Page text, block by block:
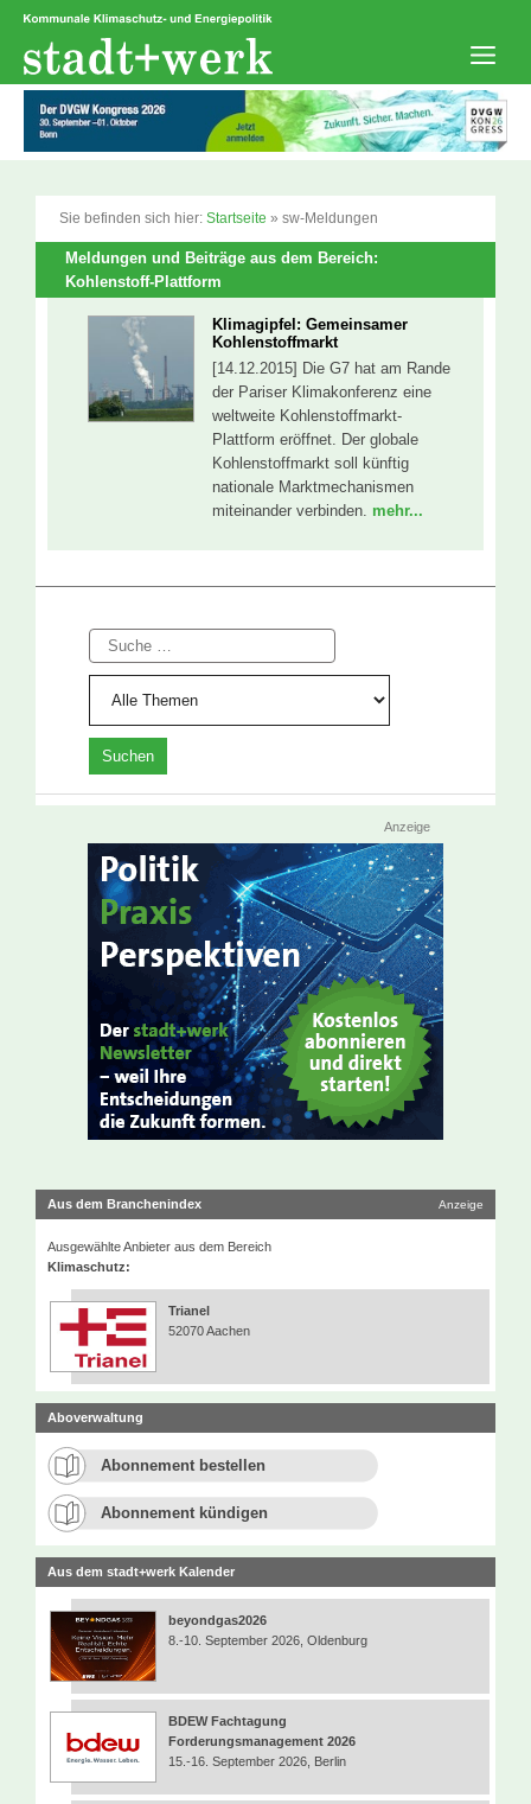
Zum
springen
Sie befinden sich hier: Startseite » sw-Meldungen
Meldungen und Beiträge aus dem Bereich:
Kohlenstoff-Plattform
Klimagipfel: Gemeinsamer
Kohlenstoffmarkt
[14.12.2015] Die G7 hat am Rande
der Pariser Klimakonferenz eine
weltweite Kohlenstoffmarkt-
Plattform eröffnet. Der globale
Kohlenstoffmarkt soll künftig
nationale Marktmechanismen
miteinander verbinden. mehr...
Suche
Anzeige
Aus dem Branchenindex Anzeige
Ausgewählte Anbieter aus dem Bereich
Klimaschutz:
Trianel
52070 Aachen
Aboverwaltung
Abonnement bestellen
Abonnement kündigen
Aus dem stadt+werk Kalender
beyondgas2026
8.-10. September 2026, Oldenburg
BDEW Fachtagung
Forderungsmanagement 2026
15.-16. September 2026, Berlin